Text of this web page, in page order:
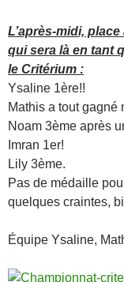
L’après-midi,
qui sera là en tant
le Critérium :
Ysaline 1ère!!
Mathis a tout gagné
Noam 3ème après
Imran 1er!
Lily 3ème.
Pas de médaille
quelques craintes,
Équipe Ysaline,